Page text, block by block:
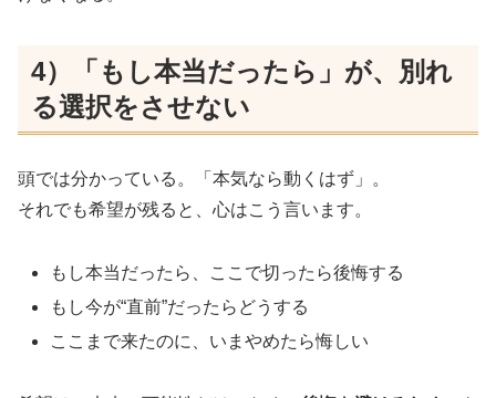
4）「もし本当だったら」が、別れ
る選択をさせない
頭では分かっている。「本気なら動くはず」。
それでも希望が残ると、心はこう言います。
もし本当だったら、ここで切ったら後悔する
もし今が“直前”だったらどうする
ここまで来たのに、いまやめたら悔しい